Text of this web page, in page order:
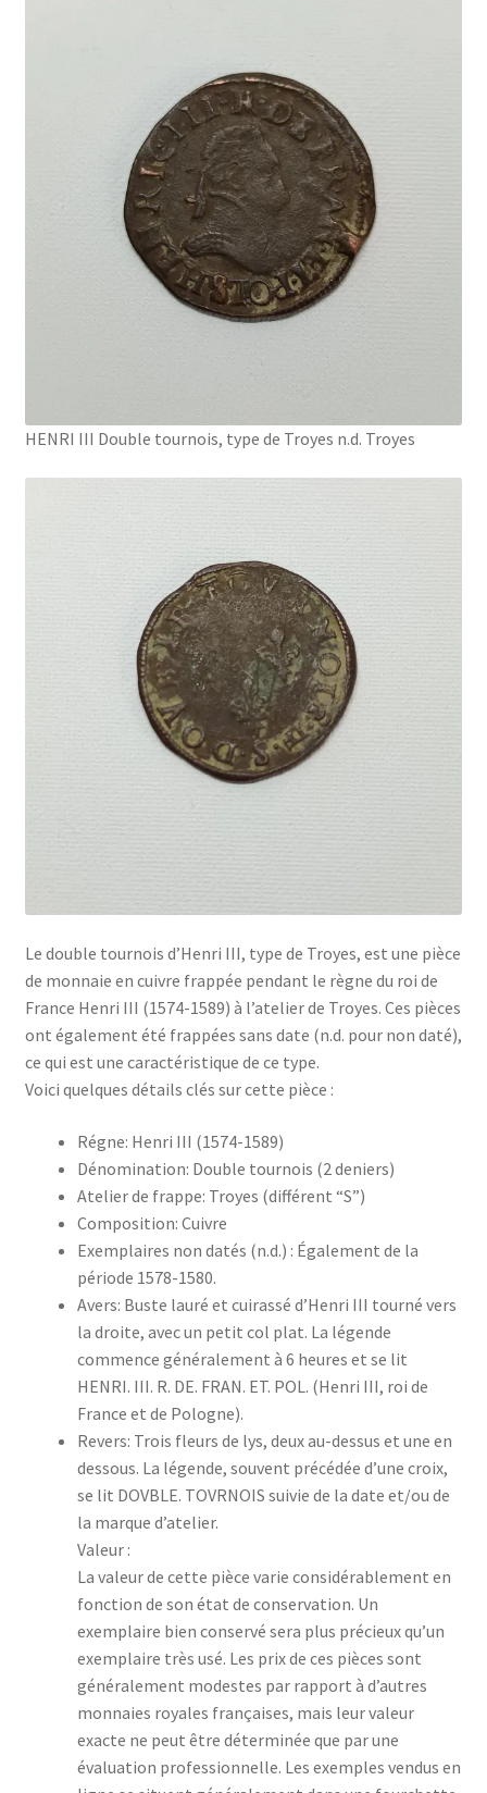
HENRI III Double tournois, type de Troyes n.d. Troyes
Le double tournois d’Henri III, type de Troyes, est une pièce
de monnaie en cuivre frappée pendant le règne du roi de
France Henri III (1574-1589) à l’atelier de Troyes. Ces pièces
ont également été frappées sans date (n.d. pour non daté),
ce qui est une caractéristique de ce type.
Voici quelques détails clés sur cette pièce :
Régne: Henri III (1574-1589)
Dénomination: Double tournois (2 deniers)
Atelier de frappe: Troyes (différent “S”)
Composition: Cuivre
Exemplaires non datés (n.d.) : Également de la
période 1578-1580.
Avers: Buste lauré et cuirassé d’Henri III tourné vers
la droite, avec un petit col plat. La légende
commence généralement à 6 heures et se lit
HENRI. III. R. DE. FRAN. ET. POL. (Henri III, roi de
France et de Pologne).
Revers: Trois fleurs de lys, deux au-dessus et une en
dessous. La légende, souvent précédée d’une croix,
se lit DOVBLE. TOVRNOIS suivie de la date et/ou de
la marque d’atelier.
Valeur :
La valeur de cette pièce varie considérablement en
fonction de son état de conservation. Un
exemplaire bien conservé sera plus précieux qu’un
exemplaire très usé. Les prix de ces pièces sont
généralement modestes par rapport à d’autres
monnaies royales françaises, mais leur valeur
exacte ne peut être déterminée que par une
évaluation professionnelle. Les exemples vendus en